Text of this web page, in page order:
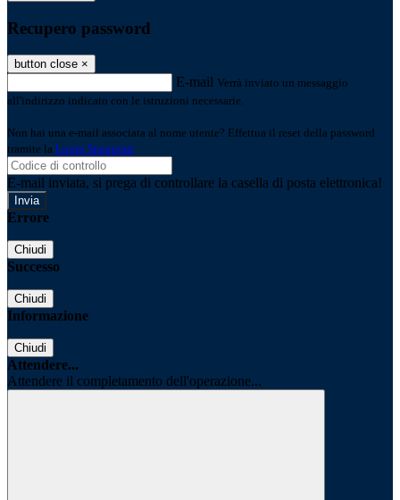
Recupero password
button close ×
E-mail Verrà inviato un messaggio
all'indirizzo indicato con le istruzioni necessarie.
Non hai una e-mail associata al nome utente? Effettua il reset della password
tramite la Login Spaggiari
E-mail inviata, si prega di controllare la casella di posta elettronica!
Errore
Chiudi
Successo
Chiudi
Informazione
Chiudi
Attendere...
Attendere il completamento dell'operazione...